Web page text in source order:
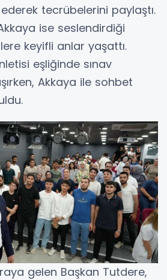
tecrübelerini paylaştı.
ise seslendirdiği
keyifli anlar yaşattı.
eşliğinde sınav
Akkaya ile sohbet
gelen Başkan Tutdere,